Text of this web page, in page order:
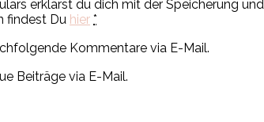
erklärst du dich mit der Speicherung
findest Du hier *
Kommentare via E-Mail.
Beiträge via E-Mail.